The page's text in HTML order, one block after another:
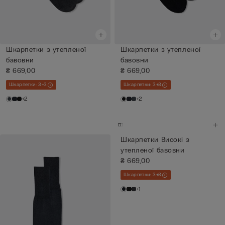
Шкарпетки з утепленої
бавовни
₴ 669,00
Шкарпетки: 3+3
+2
Шкарпетки з утепленої
бавовни
₴ 669,00
Шкарпетки: 3+3
+2
Шкарпетки Високі з
утепленої бавовни
₴ 669,00
Шкарпетки: 3+3
+1